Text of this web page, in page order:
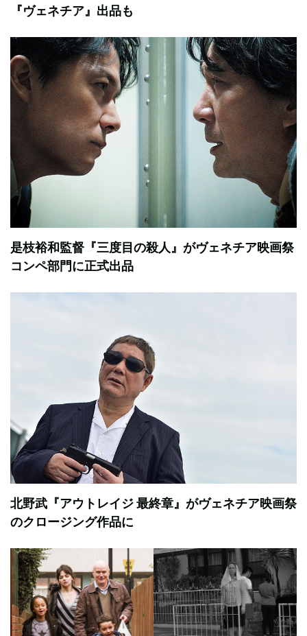
『ヴェネチア』出品も
是枝裕和監督『三度目の殺人』がヴェネチア映画祭
コンペ部門に正式出品
北野武『アウトレイジ 最終章』がヴェネチア映画祭
のクロージング作品に